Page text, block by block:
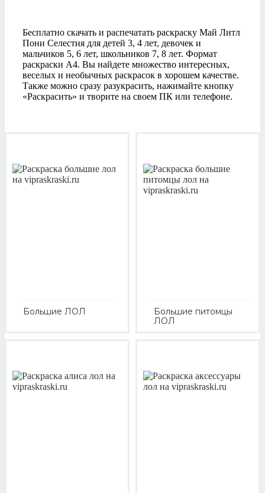
Бесплатно скачать и распечатать раскраску Май Литл
Пони Селестия для детей 3, 4 лет, девочек и
мальчиков 5, 6 лет, школьников 7, 8 лет. Формат
раскраски А4. Вы найдете множество интересных,
веселых и необычных раскрасок в хорошем качестве.
Также можно сразу разукрасить, нажимайте кнопку
«Раскрасить» и творите на своем ПК или телефоне.
Большие ЛОЛ
Большие питомцы
ЛОЛ